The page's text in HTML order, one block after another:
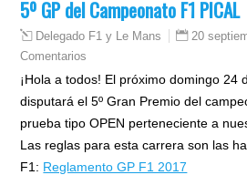
5º GP del Campeonato F1 PICAL
Delegado F1 y Le Mans 20
Comentarios
¡Hola a todos! El próximo domingo 24
disputará el 5º Gran Premio del
prueba tipo OPEN perteneciente a
Las reglas para esta carrera son las
F1: Reglamento GP F1 2017